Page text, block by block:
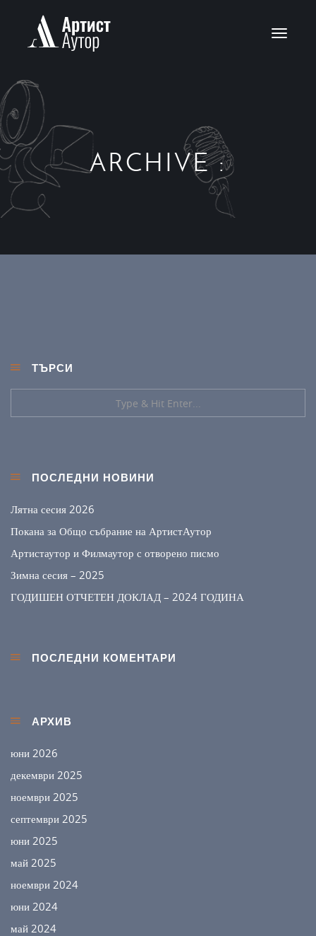
Toggle
ARCHIVE :
ТЪРСИ
ПОСЛЕДНИ НОВИНИ
Лятна сесия 2026
Покана за Общо събрание на АртистАутор
Артистаутор и Филмаутор с отворено писмо
Зимна сесия – 2025
ГОДИШЕН ОТЧЕТЕН ДОКЛАД – 2024 ГОДИНА
ПОСЛЕДНИ КОМЕНТАРИ
АРХИВ
юни 2026
декември 2025
ноември 2025
септември 2025
юни 2025
май 2025
ноември 2024
юни 2024
май 2024